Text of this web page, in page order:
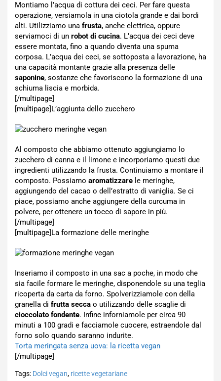
Montiamo l’acqua di cottura dei ceci. Per fare questa
operazione, versiamola in una ciotola grande e dai bordi
alti. Utilizziamo una frusta, anche elettrica, oppure
serviamoci di un robot di cucina. L’acqua dei ceci deve
essere montata, fino a quando diventa una spuma
corposa. L’acqua dei ceci, se sottoposta a lavorazione, ha
una capacità montante grazie alla presenza delle
saponine, sostanze che favoriscono la formazione di una
schiuma liscia e morbida.
[/multipage]
[multipage] L’aggiunta dello zucchero
Al composto che abbiamo ottenuto aggiungiamo lo
zucchero di canna e il limone e incorporiamo questi due
ingredienti utilizzando la frusta. Continuiamo a montare il
composto. Possiamo aromatizzare le meringhe,
aggiungendo del cacao o dell’estratto di vaniglia. Se ci
piace, possiamo anche aggiungere della curcuma in
polvere, per ottenere un tocco di sapore in più.
[/multipage]
[multipage] La formazione delle meringhe
Inseriamo il composto in una sac a poche, in modo che
sia facile formare le meringhe, disponendole su una teglia
ricoperta da carta da forno. Spolverizziamole con della
granella di frutta secca o utilizzando delle scaglie di
cioccolato fondente. Infine inforniamole per circa 90
minuti a 100 gradi e facciamole cuocere, estraendole dal
forno solo quando saranno indurite.
Torta meringata senza uova: la ricetta vegan
[/multipage]
Tags: Dolci vegan, ricette vegetariane